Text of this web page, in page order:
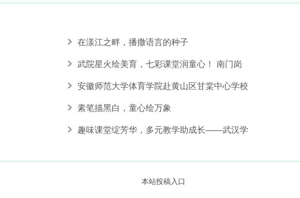
在漾江之畔，播撒语言的种子
武院星火绘美育，七彩课堂润童心！ 南门岗
安徽师范大学体育学院赴黄山区甘棠中心学校
素笔描黑白，童心绘万象
趣味课堂绽芳华，多元教学助成长——武汉学
本站投稿入口